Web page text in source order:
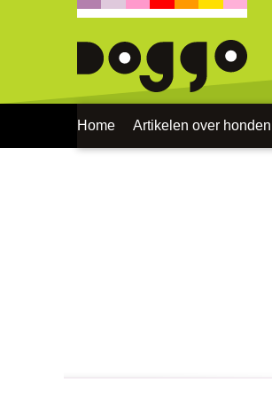
Home Artikelen over honden